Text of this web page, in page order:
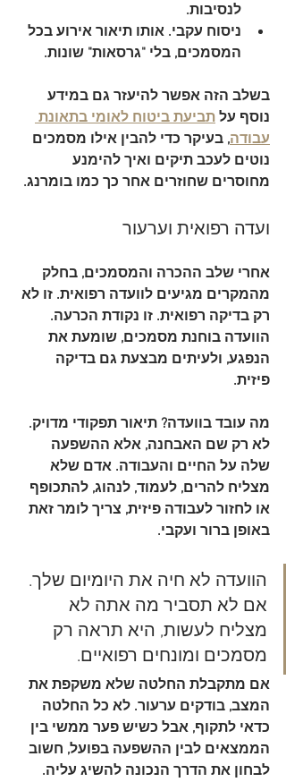
לנסיבות.
ניסוח עקבי. אותו תיאור אירוע בכל
המסמכים, בלי "גרסאות" שונות.
בשלב הזה אפשר להיעזר גם במידע
נוסף על תביעת ביטוח לאומי בתאונת
עבודה, בעיקר כדי להבין אילו מסמכים
נוטים לעכב תיקים ואיך להימנע
מחוסרים שחוזרים אחר כך כמו בומרנג.
ועדה רפואית וערעור
אחרי שלב ההכרה והמסמכים, בחלק
מהמקרים מגיעים לוועדה רפואית. זו לא
רק בדיקה רפואית. זו נקודת הכרעה.
הוועדה בוחנת מסמכים, שומעת את
הנפגע, ולעיתים מבצעת גם בדיקה
פיזית.
מה עובד בוועדה? תיאור תפקודי מדויק.
לא רק שם האבחנה, אלא ההשפעה
שלה על החיים והעבודה. אדם שלא
מצליח להרים, לעמוד, לנהוג, להתכופף
או לחזור לעבודה פיזית, צריך לומר זאת
באופן ברור ועקבי.
הוועדה לא חיה את היומיום שלך.
אם לא תסביר מה אתה לא
מצליח לעשות, היא תראה רק
מסמכים ומונחים רפואיים.
אם מתקבלת החלטה שלא משקפת את
המצב, בודקים ערעור. לא כל החלטה
כדאי לתקוף, אבל כשיש פער ממשי בין
הממצאים לבין ההשפעה בפועל, חשוב
לבחון את הדרך הנכונה להשיג עליה.